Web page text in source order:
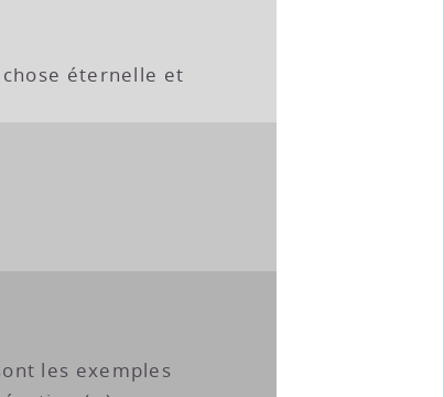
chose éternelle et
les exemples